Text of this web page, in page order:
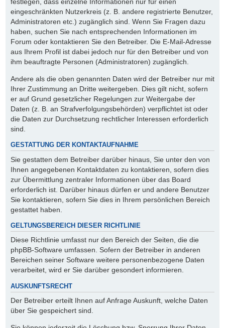
eingeschränkten Nutzerkreis (z. B. andere registrierte Benutzer,
Administratoren etc.) zugänglich sind. Wenn Sie Fragen dazu
haben, suchen Sie nach entsprechenden Informationen im
Forum oder kontaktieren Sie den Betreiber. Die E-Mail-Adresse
aus Ihrem Profil ist dabei jedoch nur für den Betreiber und von
ihm beauftragte Personen (Administratoren) zugänglich.
Andere als die oben genannten Daten wird der Betreiber nur mit
Ihrer Zustimmung an Dritte weitergeben. Dies gilt nicht, sofern
er auf Grund gesetzlicher Regelungen zur Weitergabe der
Daten (z. B. an Strafverfolgungsbehörden) verpflichtet ist oder
die Daten zur Durchsetzung rechtlicher Interessen erforderlich
sind.
GESTATTUNG DER KONTAKTAUFNAHME
Sie gestatten dem Betreiber darüber hinaus, Sie unter den von
Ihnen angegebenen Kontaktdaten zu kontaktieren, sofern dies
zur Übermittlung zentraler Informationen über das Board
erforderlich ist. Darüber hinaus dürfen er und andere Benutzer
Sie kontaktieren, sofern Sie dies in Ihrem persönlichen Bereich
gestattet haben.
GELTUNGSBEREICH DIESER RICHTLINIE
Diese Richtlinie umfasst nur den Bereich der Seiten, die die
phpBB-Software umfassen. Sofern der Betreiber in anderen
Bereichen seiner Software weitere personenbezogene Daten
verarbeitet, wird er Sie darüber gesondert informieren.
AUSKUNFTSRECHT
Der Betreiber erteilt Ihnen auf Anfrage Auskunft, welche Daten
über Sie gespeichert sind.